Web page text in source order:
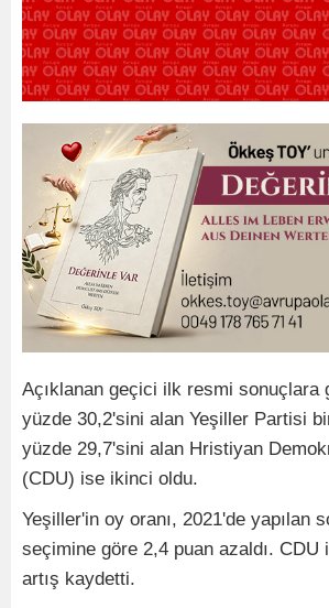
Açıklanan geçici ilk resmi sonuçlara
yüzde 30,2'sini alan Yeşiller Partisi
yüzde 29,7'sini alan Hristiyan
(CDU) ise ikinci oldu.
Yeşiller'in oy oranı, 2021'de yapılan
seçimine göre 2,4 puan azaldı. CDU
artış kaydetti.